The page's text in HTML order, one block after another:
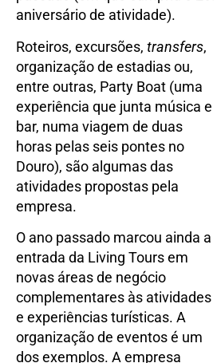
aniversário de atividade).
Roteiros, excursões, transfers,
organização de estadias ou,
entre outras, Party Boat (uma
experiência que junta música e
bar, numa viagem de duas
horas pelas seis pontes no
Douro), são algumas das
atividades propostas pela
empresa.
O ano passado marcou ainda a
entrada da Living Tours em
novas áreas de negócio
complementares às atividades
e experiências turísticas. A
organização de eventos é um
dos exemplos. A empresa